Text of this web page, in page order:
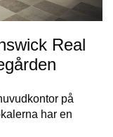
Real
på
har en